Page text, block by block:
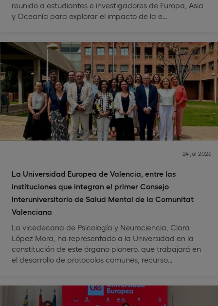
reunido a estudiantes e investigadores de Europa, Asia
y Oceanía para explorar el impacto de la e…
La Universidad Europea de Valencia, entre las
instituciones que integran el primer Consejo
Interuniversitario de Salud Mental de la Comunitat
Valenciana
24 jul 2026
La vicedecana de Psicología y Neurociencia, Clara
López Mora, ha representado a la Universidad en la
constitución de este órgano pionero, que trabajará en
el desarrollo de protocolos comunes, recurso…